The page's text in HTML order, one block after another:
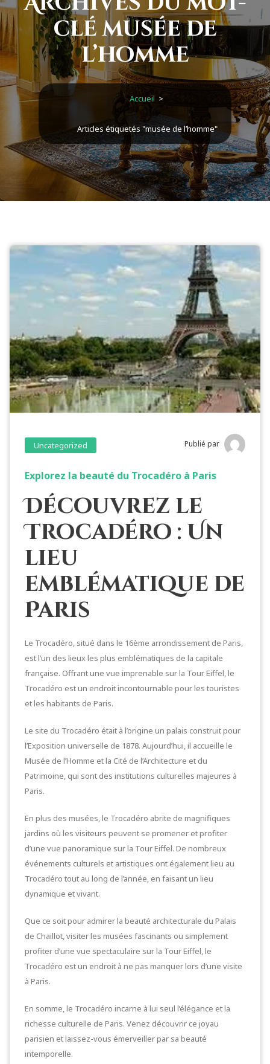
clé musée de
l’homme
Accueil >
Articles étiquetés "musée de l’homme"
Uncategorized Publié par
Explorez la beauté du Trocadéro à Paris
Découvrez le
Trocadéro : Un
lieu
emblématique de
Paris
Le Trocadéro, situé dans le 16ème arrondissement de Paris,
est l’un des lieux les plus emblématiques de la capitale
française. Offrant une vue imprenable sur la Tour Eiffel, le
Trocadéro est un endroit incontournable pour les touristes
et les habitants de Paris.
Le site du Trocadéro était à l’origine un palais construit pour
l’Exposition universelle de 1878. Aujourd’hui, il accueille le
Musée de l’Homme et la Cité de l’Architecture et du
Patrimoine, qui sont des institutions culturelles majeures à
Paris.
En plus des musées, le Trocadéro abrite de magnifiques
jardins où les visiteurs peuvent se promener et profiter
d’une vue panoramique sur la Tour Eiffel. De nombreux
événements culturels et artistiques ont également lieu au
Trocadéro tout au long de l’année, en faisant un lieu
dynamique et vivant.
Que ce soit pour admirer la beauté architecturale du Palais
de Chaillot, visiter les musées fascinants ou simplement
profiter d’une vue spectaculaire sur la Tour Eiffel, le
Trocadéro est un endroit à ne pas manquer lors d’une visite
à Paris.
En somme, le Trocadéro incarne à lui seul l’élégance et la
richesse culturelle de Paris. Venez découvrir ce joyau
parisien et laissez-vous émerveiller par sa beauté
intemporelle.